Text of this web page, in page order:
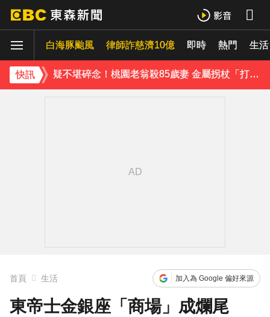
白海豚颱風 律師詐慈濟10億 即時 熱門 生活
快訊
「白海豚」逼近！最新暴風圈侵襲率曝 一縣市達59％
疑不堪碎念！桃園老翁殺85歲妻 金屬拐杖「打斷成兩截」
首頁 生活 加入為 Google 偏好來源
東帝士金銀座「商場」成爛尾